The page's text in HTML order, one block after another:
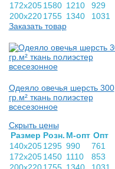
172х205 1580 1210
929
200х220 1755 1340
1031
Заказать товар
Одеяло овечья шерсть 300
гр.м² ткань полиэстер
всесезонное
Скрыть цены
Раз­мер Розн. М-опт Опт
140х205 1295 990
761
172х205 1450 1110
853